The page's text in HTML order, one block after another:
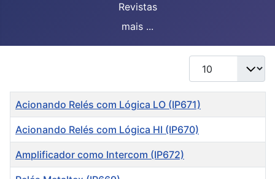
Revistas
mais ...
Mostrar #
Título
Acionando Relés com Lógica LO (IP671)
Acionando Relés com Lógica HI (IP670)
Amplificador como Intercom (IP672)